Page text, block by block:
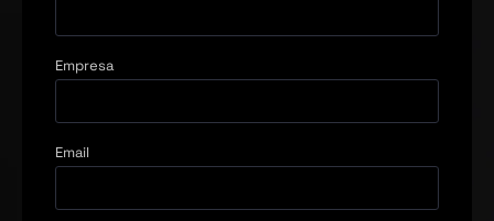
Empresa
Email